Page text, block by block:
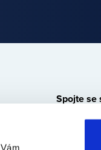
Spojte se